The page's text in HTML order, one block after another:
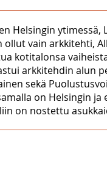
Helsingin
vain arkkitehti,
kotitalonsa
arkkitehdin
sekä
on Helsingin
on nostettu